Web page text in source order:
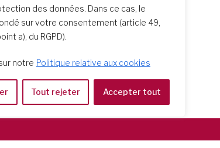
des données. Dans ce cas, le
sur votre consentement (article 49,
a), du RGPD).
notre Politique relative aux cookies
Tout rejeter Accepter tout